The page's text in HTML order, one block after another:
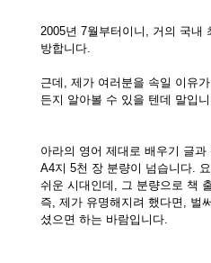
2005년 7월부터이니, 거의 국내
방합니다.
근데, 제가 여러분을 속일 이유
든지 알아볼 수 있을 텐데 말입
아라의 영어 제대로 배우기 글
A4지 5천 장 분량이 넘습니다.
쉬운 시대인데, 그 분량으로 책
즉, 제가 유명해지려 했다면, 벌
셨으면 하는 바람입니다.